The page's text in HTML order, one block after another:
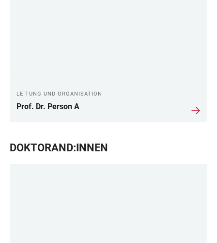
LEITUNG UND ORGANISATION
Prof. Dr. Person A
DOKTORAND:INNEN